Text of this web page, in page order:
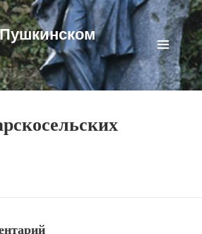
МЕНЮ
И
ВИДЖЕТЫ